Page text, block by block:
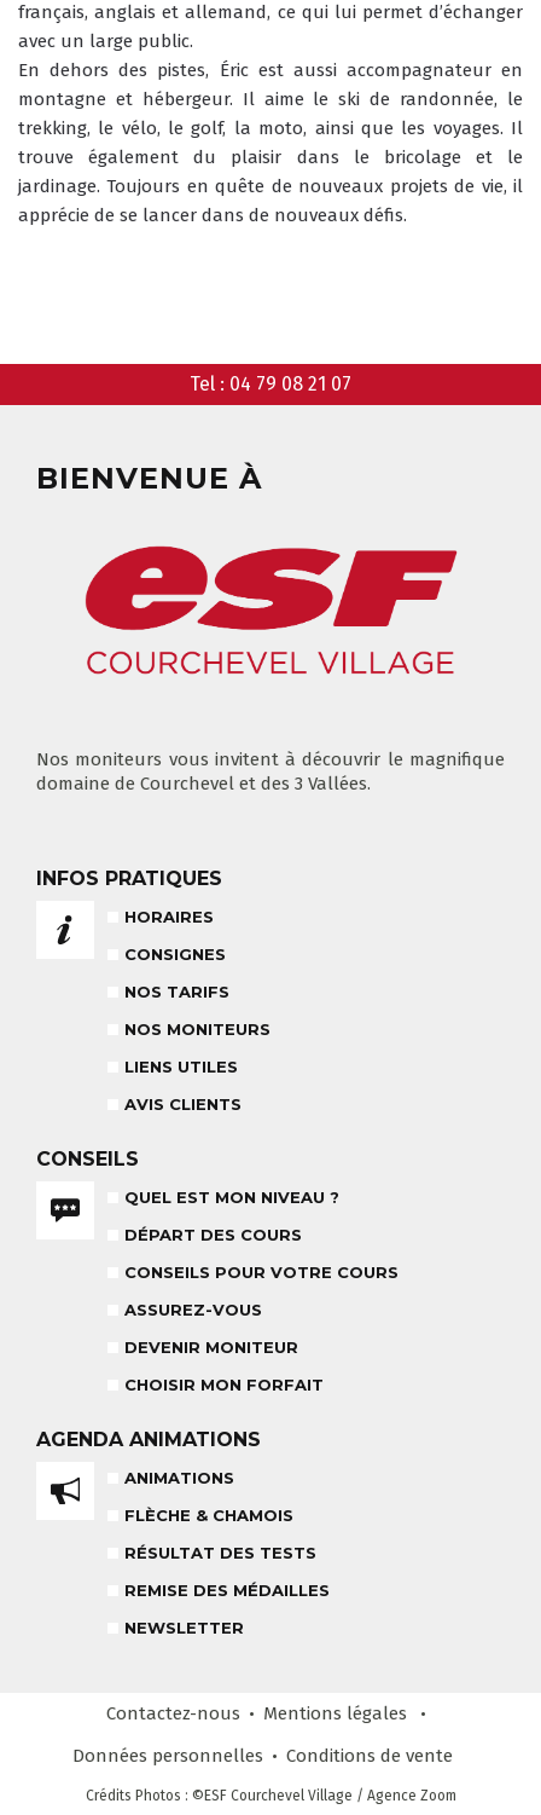
HORAIRES
DU BUREAU ESF
À SKI
NOS MONITEURS
& PARTENAIRES
QUEL EST MON NIVEAU ?
LIEUX DE RASSEMBLEMENTS
ASSUREZ-VOUS
DEVENIR MONITEUR
ANIMATIONS
FLÈCHE & CHAMOIS
TOUS LES JOURS
REMISE DES MÉDAILLES
LE VENDREDI
CLUB LOISIRS
4 À 6 ANS
3-5 ANS
COURS DE SKI ENFANTS & TEAM
ETOILES
6-12 ANS
8-14 ANS
COURS PRIVÉ MATIN
COURS PRIVÉ JOURNÉE
À PARTIR DE 670€
À PARTIR DE 260€
français, anglais et allemand, ce qui lui permet d’échanger
avec un large public.
En dehors des pistes, Éric est aussi accompagnateur en
montagne et hébergeur. Il aime le ski de randonnée, le
trekking, le vélo, le golf, la moto, ainsi que les voyages. Il
trouve également du plaisir dans le bricolage et le
jardinage. Toujours en quête de nouveaux projets de vie, il
apprécie de se lancer dans de nouveaux défis.
Tel : 04 79 08 21 07
BIENVENUE À
Nos moniteurs vous invitent à découvrir le magnifique
domaine de Courchevel et des 3 Vallées.
INFOS PRATIQUES
HORAIRES
CONSIGNES
NOS TARIFS
NOS MONITEURS
LIENS UTILES
AVIS CLIENTS
CONSEILS
QUEL EST MON NIVEAU ?
DÉPART DES COURS
CONSEILS POUR VOTRE COURS
ASSUREZ-VOUS
DEVENIR MONITEUR
CHOISIR MON FORFAIT
AGENDA ANIMATIONS
ANIMATIONS
FLÈCHE & CHAMOIS
RÉSULTAT DES TESTS
REMISE DES MÉDAILLES
NEWSLETTER
Contactez-nous
Mentions légales
Données personnelles
Conditions de vente
Crédits Photos : ©ESF Courchevel Village / Agence Zoom